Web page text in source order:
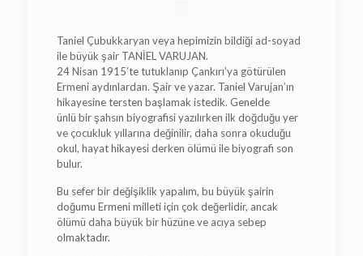
Taniel Çubukkaryan veya hepimizin bildiği ad-soyad
ile büyük şair TANİEL VARUJAN.
24 Nisan 1915’te tutuklanıp Çankırı’ya götürülen
Ermeni aydınlardan. Şair ve yazar. Taniel Varujan’ın
hikayesine tersten başlamak istedik. Genelde
ünlü bir şahsın biyografisi yazılırken ilk doğduğu yer
ve çocukluk yıllarına değinilir, daha sonra okuduğu
okul, hayat hikayesi derken ölümü ile biyografi son
bulur.
Bu sefer bir değişiklik yapalım, bu büyük şairin
doğumu Ermeni milleti için çok değerlidir, ancak
ölümü daha büyük bir hüzüne ve acıya sebep
olmaktadır.